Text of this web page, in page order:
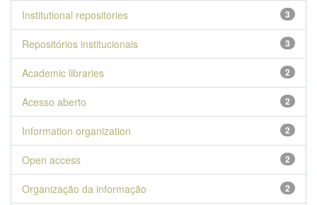
3
Institutional repositories
3
Repositórios institucionais
2
Academic libraries
2
Acesso aberto
2
Information organization
2
Open access
2
Organização da informação